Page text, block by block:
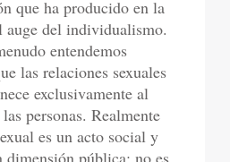
que ha producido en la
auge del individualismo.
entendemos
las relaciones sexuales
exclusivamente al
personas. Realmente
es un acto social y
dimensión pública; no es